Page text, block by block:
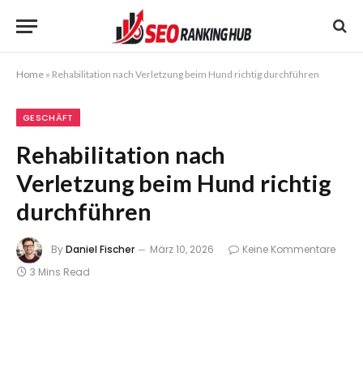
Home » Rehabilitation nach Verletzung beim Hund richtig durchführen
GESCHÄFT
Rehabilitation nach
Verletzung beim Hund richtig
durchführen
ByDaniel Fischer März 10, 2026
Keine Kommentare
3 Mins Read